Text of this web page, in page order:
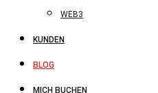
WEB3
KUNDEN
BLOG
MICH BUCHEN